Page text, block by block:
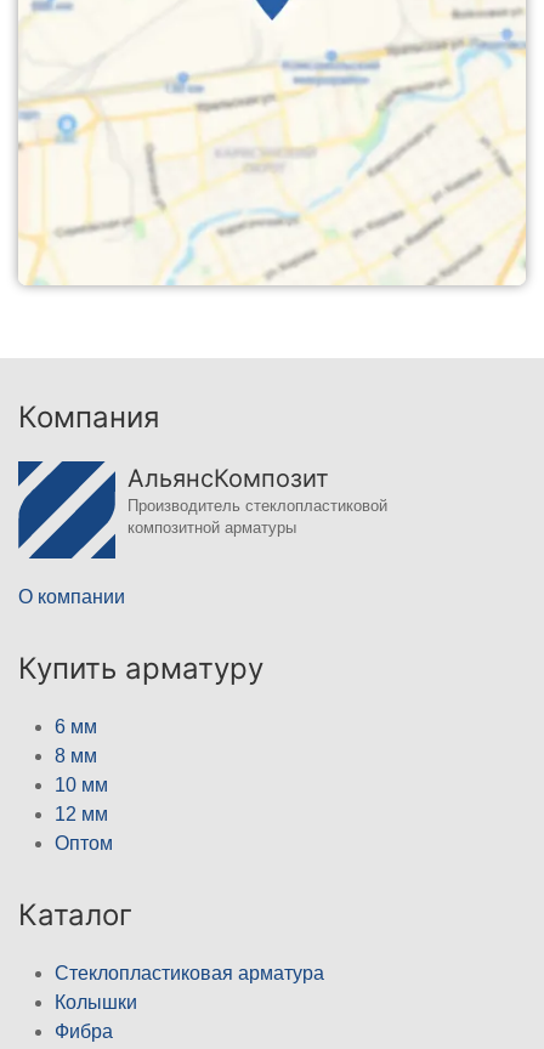
Компания
АльянсКомпозит
Производитель стеклопластиковой
композитной арматуры
О компании
Купить арматуру
6 мм
8 мм
10 мм
12 мм
Оптом
Каталог
Стеклопластиковая арматура
Колышки
Фибра